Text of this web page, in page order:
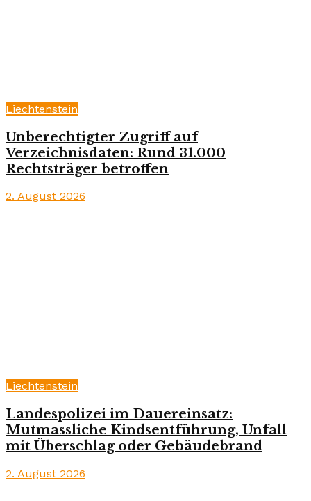
Liechtenstein
Unberechtigter Zugriff auf
Verzeichnisdaten: Rund 31.000
Rechtsträger betroffen
2. August 2026
Liechtenstein
Landespolizei im Dauereinsatz:
Mutmassliche Kindsentführung, Unfall
mit Überschlag oder Gebäudebrand
2. August 2026